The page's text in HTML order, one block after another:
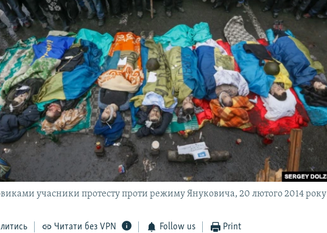
учасники протесту проти режиму Януковича, 20 лютого 2014 року
Читати без VPN Follow us Print